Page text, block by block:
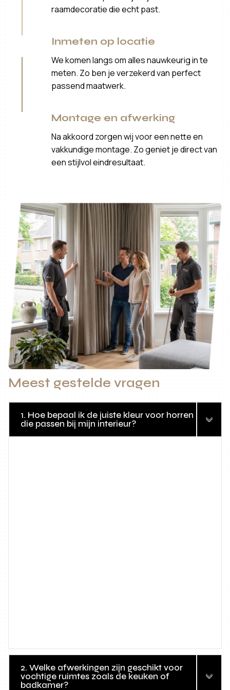
raamdecoratie die echt past.
Inmeten op locatie
We komen langs om alles nauwkeurig in te
meten. Zo ben je verzekerd van perfect
passend maatwerk.
Montage en afwerking
Na akkoord zorgen wij voor een nette en
vakkundige montage. Zo geniet je direct van
een stijlvol eindresultaat.
Meest gestelde vragen
1. Hoe bepaal ik de juiste kleur voor horren
die passen bij mijn interieur?
2. Welke afwerkingen zijn geschikt voor
vochtige ruimtes zoals de keuken of
badkamer?